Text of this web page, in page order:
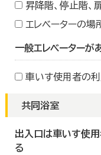
昇降階、停止階、
エレベーターの
一般エレベーターが
車いす使用者の利
共同浴室
出入口は車いす使
る